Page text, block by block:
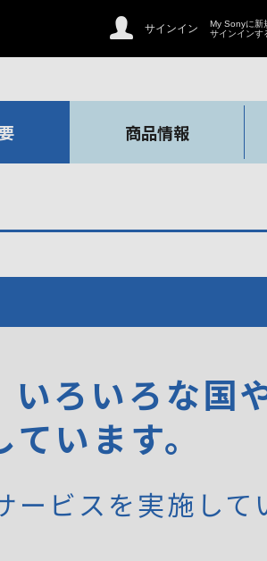
サインイン
My Sonyに新
サインインす
商品情報
いろいろな国
います。
ービスを実施して